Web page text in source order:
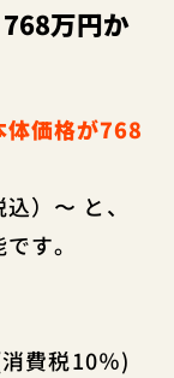
万円か
体価格が768
）〜 と、
す。
費税10％)